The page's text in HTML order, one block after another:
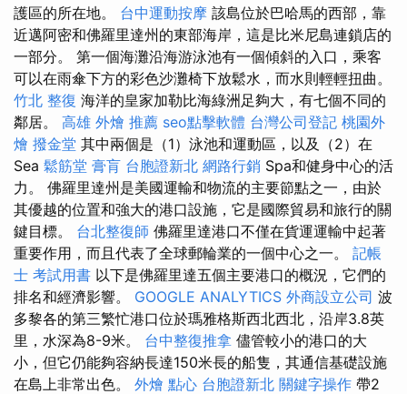
護區的所在地。 台中運動按摩 該島位於巴哈馬的西部，靠
近邁阿密和佛羅里達州的東部海岸，這是比米尼島連鎖店的
一部分。 第一個海灘沿海游泳池有一個傾斜的入口，乘客
可以在雨傘下方的彩色沙灘椅下放鬆水，而水則輕輕扭曲。
竹北 整復 海洋的皇家加勒比海綠洲足夠大，有七個不同的
鄰居。 高雄 外燴 推薦 seo點擊軟體 台灣公司登記 桃園外
燴 撥金堂 其中兩個是（1）泳池和運動區，以及（2）在
Sea 鬆筋堂 膏肓 台胞證新北 網路行銷 Spa和健身中心的活
力。 佛羅里達州是美國運輸和物流的主要節點之一，由於
其優越的位置和強大的港口設施，它是國際貿易和旅行的關
鍵目標。 台北整復師 佛羅里達港口不僅在貨運運輸中起著
重要作用，而且代表了全球郵輪業的一個中心之一。 記帳
士 考試用書 以下是佛羅里達五個主要港口的概況，它們的
排名和經濟影響。 GOOGLE ANALYTICS 外商設立公司 波
多黎各的第三繁忙港口位於瑪雅格斯西北西北，沿岸3.8英
里，水深為8-9米。 台中整復推拿 儘管較小的港口的大
小，但它仍能夠容納長達150米長的船隻，其通信基礎設施
在島上非常出色。 外燴 點心 台胞證新北 關鍵字操作 帶2